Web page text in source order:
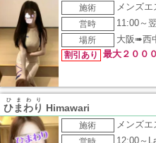
施術
メンズ
営時
11:00～
場所
大阪➠西
割引あり
最大２００
ひまわり
ひまわり
Himawari
施術
メンズ
12:00～